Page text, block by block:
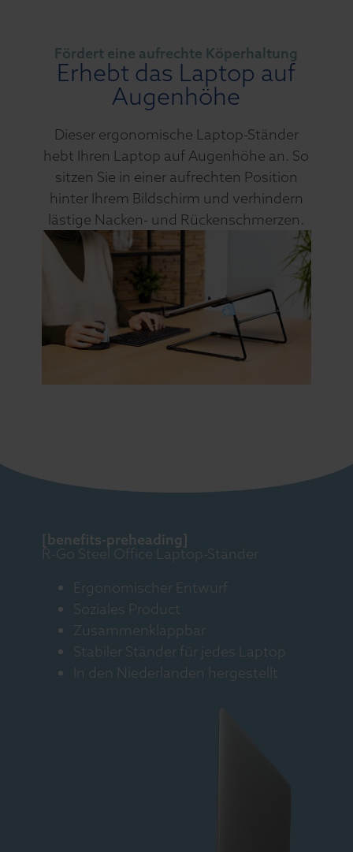
Fördert eine aufrechte Köperhaltung
Erhebt das Laptop auf
Augenhöhe
Dieser ergonomische Laptop-Ständer
hebt Ihren Laptop auf Augenhöhe an. So
sitzen Sie in einer aufrechten Position
hinter Ihrem Bildschirm und verhindern
lästige Nacken- und Rückenschmerzen.
[benefits-preheading]
R-Go Steel Office Laptop-Ständer
Ergonomischer Entwurf
Soziales Product
Zusammenklappbar
Stabiler Ständer für jedes Laptop
In den Niederlanden hergestellt